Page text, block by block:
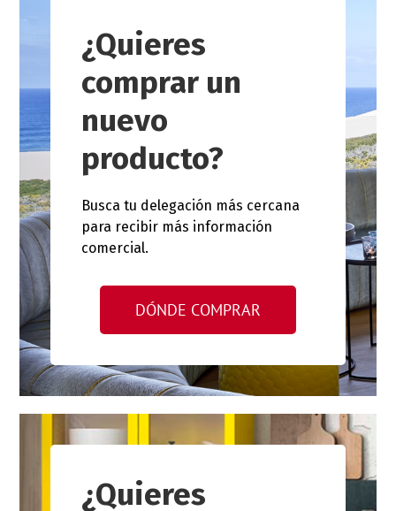
¿Quieres
comprar un
nuevo
producto?
Busca tu delegación más cercana
para recibir más información
comercial.
DÓNDE COMPRAR
¿Quieres